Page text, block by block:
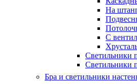
На
С
Светильники
Светильники
Бра и светильники